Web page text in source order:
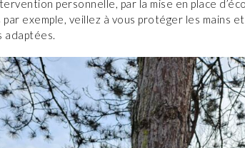
personnelle, par la mise en place
exemple, veillez à vous protéger les mains
adaptées.